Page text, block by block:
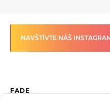
NAVŠTÍVTE NÁŠ
FADE